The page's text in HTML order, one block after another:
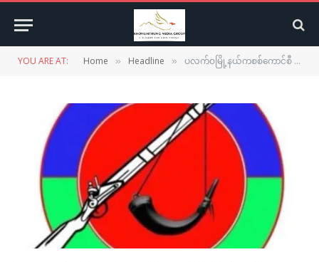
YOU ARE AT: Home » Headline » ပလက်ဝမြို့နယ်ကစစ်ကောင်စီ ဂိတ်စခန်းတစ်ခုကို CDF-Paletwa က ဝင်ရောက်တိုက်ခိုက်၊ စစ်ကောင်စီတပ်သား ၂ ဦးသေ၊ ၅ ဦးထက်မနည်း ထိခိုက်